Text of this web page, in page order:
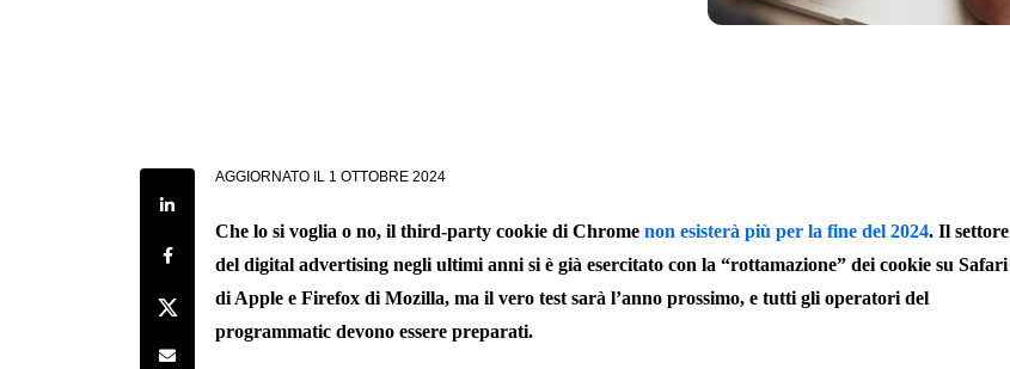
Share on LinkedIn
Share on Facebook
Share on Twitter
Share by e-mail
AGGIORNATO IL 1 OTTOBRE 2024
Che lo si voglia o no, il third-party cookie di Chromenon esisterà più per la fine del 2024. Il settore
del digital advertising negli ultimi anni si è già esercitato con la “rottamazione” dei cookie su Safari
di Apple e Firefox di Mozilla, ma il vero test sarà l’anno prossimo, e tutti gli operatori del
programmatic devono essere preparati.